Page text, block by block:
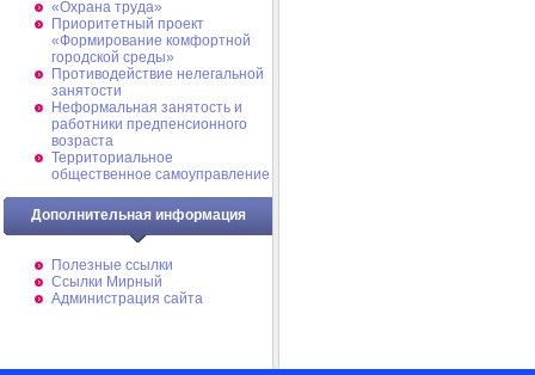
«Охрана труда»
Приоритетный проект
«Формирование комфортной
городской среды»
Противодействие нелегальной
занятости
Неформальная занятость и
работники предпенсионного
возраста
Территориальное
общественное самоуправление
Дополнительная информация
Полезные ссылки
Ссылки Мирный
Администрация сайта